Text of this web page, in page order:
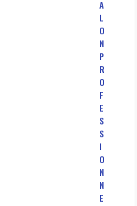
A
L
O
N
P
R
O
F
E
S
S
I
O
N
N
E